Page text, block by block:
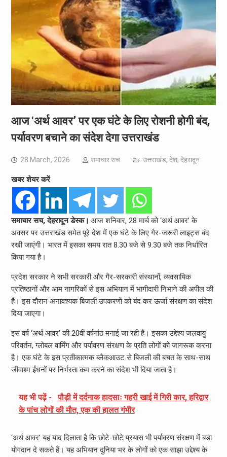
आज ‘अर्थ आवर’ पर एक घंटे के लिए रोशनी होगी बंद,
पर्यावरण बचाने का संदेश देगा उत्तराखंड
28 March, 2026 समाचार सच उत्तराखंड, देश, देहरादून
खबर शेयर करें
समाचार सच, देहरादून डेस्क। आज शनिवार, 28 मार्च को ‘अर्थ आवर’ के
अवसर पर उत्तराखंड समेत पूरे देश में एक घंटे के लिए गैर-जरूरी लाइट्स बंद
रखी जाएंगी। भारत में इसका समय रात 8.30 बजे से 9.30 बजे तक निर्धारित
किया गया है।
प्रदेश सरकार ने सभी सरकारी और गैर-सरकारी संस्थानों, व्यवसायिक
प्रतिष्ठानों और आम नागरिकों से इस अभियान में भागीदारी निभाने की अपील की
है। इस दौरान अनावश्यक बिजली उपकरणों को बंद कर ऊर्जा संरक्षण का संदेश
दिया जाएगा।
इस वर्ष ‘अर्थ आवर’ की 20वीं वर्षगांठ मनाई जा रही है। इसका उद्देश्य जलवायु
परिवर्तन, ग्लोबल वार्मिंग और पर्यावरण संरक्षण के प्रति लोगों को जागरूक करना
है। एक घंटे के इस प्रतीकात्मक ब्लैकआउट से बिजली की बचत के साथ-साथ
जीवाश्म ईंधनों पर निर्भरता कम करने का संदेश भी दिया जाता है।
यह भी पढ़ें -
पौड़ी में दर्दनाक हादसाः गहरी खाई में गिरी कार, हरिद्वार
के पांच लोगों की मौत, एक की हालत गंभीर
‘अर्थ आवर’ यह याद दिलाता है कि छोटे-छोटे प्रयास भी पर्यावरण संरक्षण में बड़ा
योगदान दे सकते हैं। यह अभियान दुनिया भर के लोगों को एक साझा उद्देश्य के